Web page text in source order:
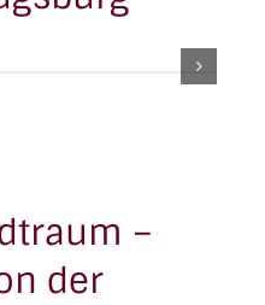
–
der